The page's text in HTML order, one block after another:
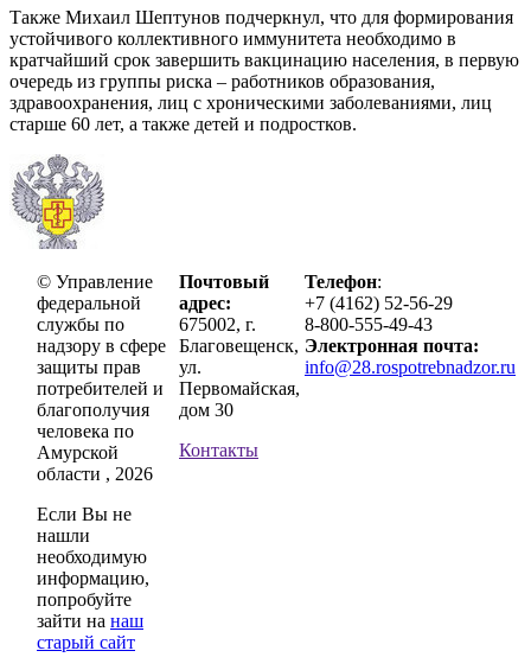
Также Михаил Шептунов подчеркнул, что для формирования
устойчивого коллективного иммунитета необходимо в
кратчайший срок завершить вакцинацию населения, в первую
очередь из группы риска – работников образования,
здравоохранения, лиц с хроническими заболеваниями, лиц
старше 60 лет, а также детей и подростков.
© Управление
федеральной
службы по
надзору в сфере
защиты прав
потребителей и
благополучия
человека по
Амурской
области , 2026
Если Вы не
нашли
необходимую
информацию,
попробуйте
зайти на наш
старый сайт
Почтовый
адрес:
675002, г.
Благовещенск,
ул.
Первомайская,
дом 30
Контакты
Телефон:
+7 (4162) 52-56-29
8-800-555-49-43
Электронная почта:
info@28.rospotrebnadzor.ru